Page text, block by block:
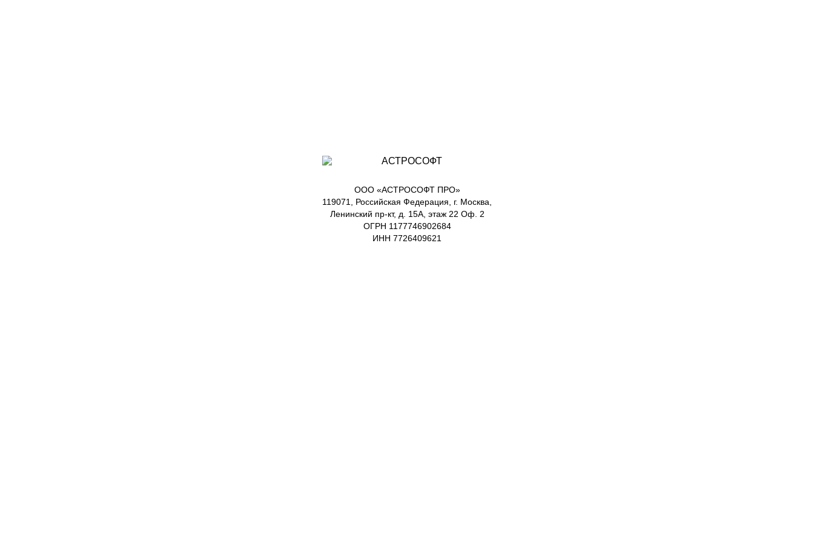
ООО «АСТРОСОФТ ПРО»
119071, Российская Федерация, г. Москва,
Ленинский пр-кт, д. 15А, этаж 22 Оф. 2
ОГРН 1177746902684
ИНН 7726409621